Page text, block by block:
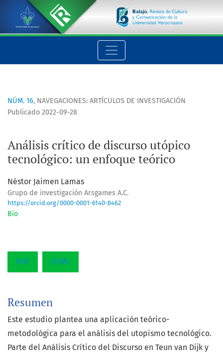
Análisis crítico de discurso utópico tecnológico: un enfoque
NÚM. 16, NAVEGACIONES: ARTÍCULOS DE INVESTIGACIÓN
Análisis crítico de discurso utópico
tecnológico: un enfoque teórico
Publicado 2022-09-28
Néstor Jaimen Lamas
Grupo de investigación Arsgames A.C.
https://orcid.org/0000-0001-6140-8462
Bio
PDF HTML
Resumen
Este estudio plantea una aplicación teórico-
metodológica para el análisis del utopismo tecnológico.
Parte del Análisis Crítico del Discurso en Teun van Dijk y